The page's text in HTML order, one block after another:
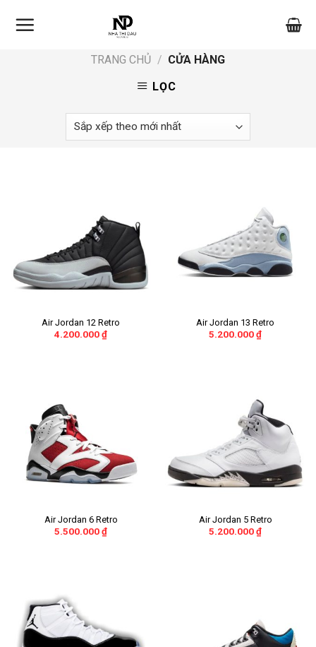
TRANG CHỦ / CỬA HÀNG
LỌC
Air Jordan 12 Retro
4.200.000₫
Air Jordan 13 Retro
5.200.000₫
Air Jordan 6 Retro
5.500.000₫
Air Jordan 5 Retro
5.200.000₫